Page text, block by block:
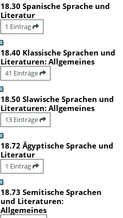
18.30 Spanische Sprache und
Literatur
1 Eintrag
18.40 Klassische Sprachen und
Literaturen: Allgemeines
41 Einträge
18.50 Slawische Sprachen und
Literaturen: Allgemeines
13 Einträge
18.72 Ägyptische Sprache und
Literatur
1 Eintrag
18.73 Semitische Sprachen
und Literaturen:
Allgemeines